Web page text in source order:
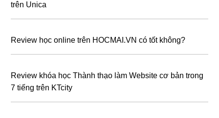
trên Unica
Review học online trên HOCMAI.VN có tốt không?
Review khóa học Thành thạo làm Website cơ bản trong
7 tiếng trên KTcity